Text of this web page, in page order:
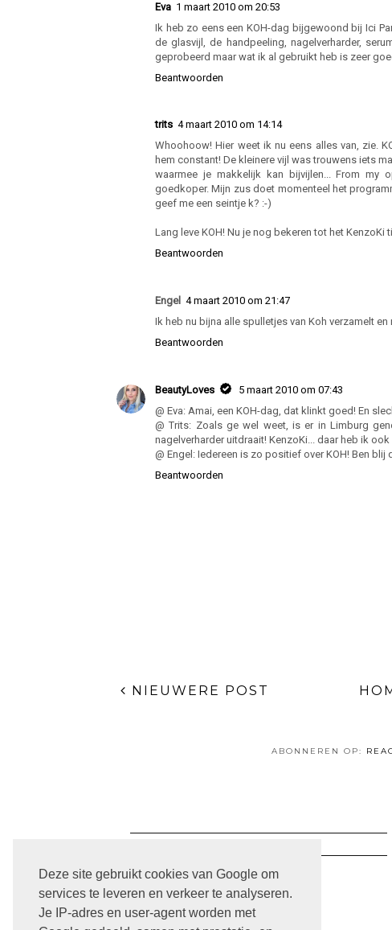
Deze site gebruikt cookies van Google om
services te leveren en verkeer te analyseren.
Je IP-adres en user-agent worden met
Eva 1 maart 2010 om 20:53
Ik heb zo eens een KOH-dag bijgewoond bij Ici
de glasvijl, de handpeeling, nagelverharder,
geprobeerd maar wat ik al gebruikt heb is zeer
Beantwoorden
trits 4 maart 2010 om 14:14
Whoohoow! Hier weet ik nu eens alles van, zie.
hem constant! De kleinere vijl was trouwens iets
waarmee je makkelijk kan bijvijlen... From
goedkoper. Mijn zus doet momenteel het
geef me een seintje k? :-)
Lang leve KOH! Nu je nog bekeren tot het KenzoKi
Beantwoorden
Engel 4 maart 2010 om 21:47
Ik heb nu bijna alle spulletjes van Koh verzamelt
Beantwoorden
BeautyLoves
5 maart 2010 om 07:43
@ Eva: Amai, een KOH-dag, dat klinkt goed! En
@ Trits: Zoals ge wel weet, is er in Limburg
nagelverharder uitdraait! KenzoKi... daar heb ik
@ Engel: Iedereen is zo positief over KOH! Ben blij
Beantwoorden
NIEUWERE POST
ABONNEREN OP: